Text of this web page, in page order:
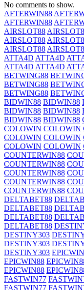
No comments to show.
AFTERWIN88
AFTERWIN88
AIRSLOT88
AIRSLOT88
AIRSLOT88
ATTA4D ATTA4D
ATTA4D ATTA4D
BETWING88
BETWING88
BETWING88
BIDWIN88 BIDWIN88
BIDWIN88 BIDWIN88
BIDWIN88 BIDWIN88
COLOWIN COLOWIN
COLOWIN COLOWIN
COLOWIN COLOWIN
COUNTERWIN88
COUNTERWIN88
COUNTERWIN88
COUNTERWIN88
COUNTERWIN88
DELTABET88
DELTABET88
DELTABET88
DELTABET88
DESTINY303
DESTINY303
DESTINY303
EPICWIN88
EPICWIN88
FASTWIN77
FASTWIN77